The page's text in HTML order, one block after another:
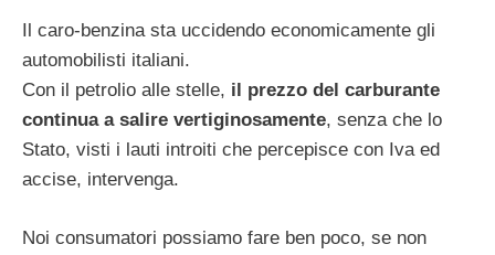
Il caro-benzina sta uccidendo economicamente gli
automobilisti italiani.
Con il petrolio alle stelle, il prezzo del carburante
continua a salire vertiginosamente, senza che lo
Stato, visti i lauti introiti che percepisce con Iva ed
accise, intervenga.
Noi consumatori possiamo fare ben poco, se non